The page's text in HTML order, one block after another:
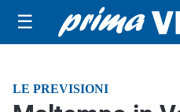
☰
LE PREVISIONI